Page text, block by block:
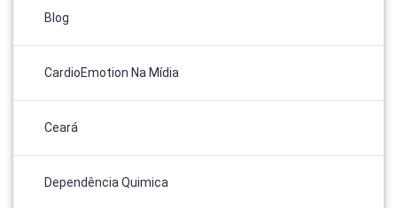
Blog
CardioEmotion Na Mídia
Ceará
Dependência Quimica